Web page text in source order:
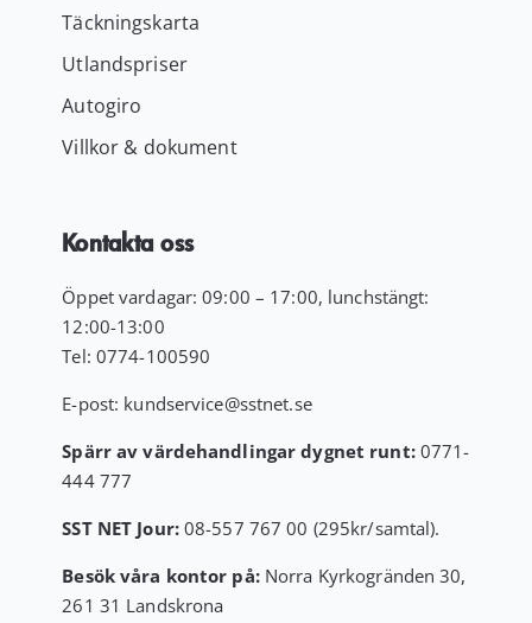
Täckningskarta
Utlandspriser
Autogiro
Villkor & dokument
Kontakta oss
Öppet vardagar: 09:00 – 17:00, lunchstängt:
12:00-13:00
Tel: 0774-100590
E-post: kundservice@sstnet.se
Spärr av värdehandlingar dygnet runt:0771-
444 777
SST NET Jour:08-557 767 00 (295kr/samtal).
Besök våra kontor på: Norra Kyrkogränden 30,
261 31 Landskrona